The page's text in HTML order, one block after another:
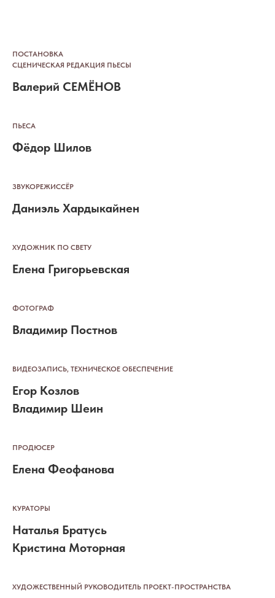
ПОСТАНОВКА
СЦЕНИЧЕСКАЯ РЕДАКЦИЯ ПЬЕСЫ
Валерий СЕМЁНОВ
ПЬЕСА
Фёдор Шилов
ЗВУКОРЕЖИССЁР
Даниэль Хардыкайнен
ХУДОЖНИК ПО СВЕТУ
Елена Григорьевская
ФОТОГРАФ
Владимир Постнов
ВИДЕОЗАПИСЬ, ТЕХНИЧЕСКОЕ ОБЕСПЕЧЕНИЕ
Егор Козлов
Владимир Шеин
ПРОДЮСЕР
Елена Феофанова
КУРАТОРЫ
Наталья Братусь
Кристина Моторная
ХУДОЖЕСТВЕННЫЙ РУКОВОДИТЕЛЬ ПРОЕКТ-ПРОСТРАНСТВА